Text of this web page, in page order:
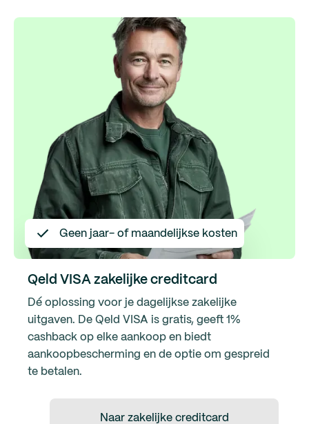
Geen jaar- of maandelijkse kosten
Qeld VISA zakelijke creditcard
Dé oplossing voor je dagelijkse zakelijke
uitgaven. De Qeld VISA is gratis, geeft 1%
cashback op elke aankoop en biedt
aankoopbescherming en de optie om gespreid
te betalen.
Naar zakelijke creditcard